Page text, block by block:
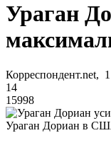
Ураган
Корреспондент.net,
14
15998
Ураган Дориан в